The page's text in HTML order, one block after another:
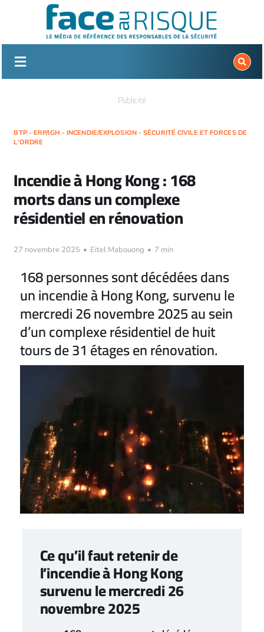
Publicité
BTP - ERP/IGH - INCENDIE/EXPLOSION - SÉCURITÉ CIVILE ET FORCES DE
L'ORDRE
Incendie à Hong Kong : 168
morts dans un complexe
résidentiel en rénovation
27 novembre 2025 • Eitel Mabouong • 7 min
168 personnes sont décédées dans
un incendie à Hong Kong, survenu le
mercredi 26 novembre 2025 au sein
d’un complexe résidentiel de huit
tours de 31 étages en rénovation.
Ce qu’il faut retenir de
l’incendie à Hong Kong
survenu le mercredi 26
novembre 2025